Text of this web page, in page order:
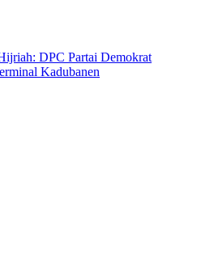
DPC Partai Demokrat
Kadubanen